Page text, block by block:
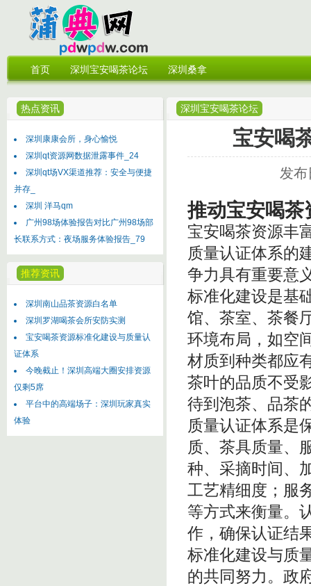
首页 深圳宝安喝茶论坛 深圳桑拿
热点资讯
深圳康康会所，身心愉悦
深圳qt资源网数据泄露事件_24
深圳qt场VX渠道推荐：安全与便捷
并存_
深圳 洋马qm
广州98场体验报告对比广州98场部
长联系方式：夜场服务体验报告_79
推荐资讯
深圳南山品茶资源白名单
深圳罗湖喝茶会所安防实测
宝安喝茶资源标准化建设与质量认
证体系
今晚截止！深圳高端大圈安排资源
仅剩5席
平台中的高端场子：深圳玩家真实
体验
深圳宝安喝茶论坛
宝安喝
发
推动宝安喝茶
宝安喝茶资源丰
质量认证体系的
争力具有重要意
标准化建设是基
馆、茶室、茶餐
环境布局，如空
材质到种类都应
茶叶的品质不受
待到泡茶、品茶
质量认证体系是
质、茶具质量、
种、采摘时间、
工艺精细度；服
等方式来衡量。
作，确保认证结
标准化建设与质
的共同努力。政